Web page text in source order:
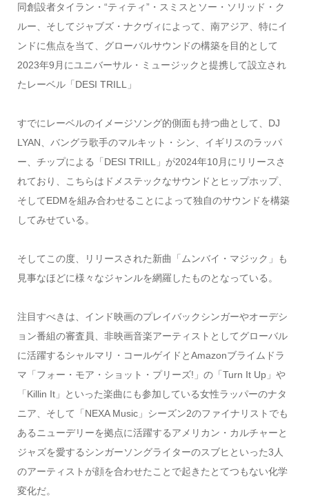
同創設者タイラン・“ティティ”・スミスとソー・ソリッド・ク
ルー、そしてジャブズ・ナクヴィによって、南アジア、特にイ
ンドに焦点を当て、グローバルサウンドの構築を目的として
2023年9月にユニバーサル・ミュージックと提携して設立され
たレーベル「DESI TRILL」
すでにレーベルのイメージソング的側面も持つ曲として、DJ
LYAN、バングラ歌手のマルキット・シン、イギリスのラッパ
ー、チップによる「DESI TRILL」が2024年10月にリリースさ
れており、こちらはドメステックなサウンドとヒップホップ、
そしてEDMを組み合わせることによって独自のサウンドを構築
してみせている。
そしてこの度、リリースされた新曲「ムンバイ・マジック」も
見事なほどに様々なジャンルを網羅したものとなっている。
注目すべきは、インド映画のプレイバックシンガーやオーデシ
ョン番組の審査員、非映画音楽アーティストとしてグローバル
に活躍するシャルマリ・コールゲイドとAmazonブライムドラ
マ「フォー・モア・ショット・プリーズ!」の「Turn It Up」や
「Killin It」といった楽曲にも参加している女性ラッパーのナタ
ニア、そして「NEXA Music」シーズン2のファイナリストでも
あるニューデリーを拠点に活躍するアメリカン・カルチャーと
ジャズを愛するシンガーソングライターのスブヒといった3人
のアーティストが顔を合わせたことで起きたとてつもない化学
変化だ。